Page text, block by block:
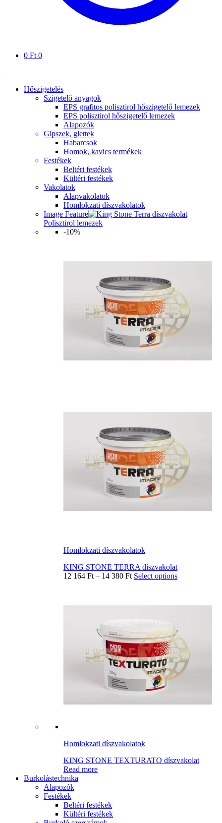
0 Ft 0
Hőszigetelés
Szigetelő anyagok
EPS grafitos polisztirol hőszigetelő lemezek
EPS polisztirol hőszigetelő lemezek
Alapozók
Gipszek, glettek
Habarcsok
Homok, kavics termékek
Festékek
Beltéri festékek
Kültéri festékek
Vakolatok
Alapvakolatok
Homlokzati díszvakolatok
Image Feature
Polisztirol lemezek
-10%
Homlokzati díszvakolatok
KING STONE TERRA díszvakolat
12 164 Ft – 14 380 Ft Select options
Homlokzati díszvakolatok
KING STONE TEXTURATO díszvakolat
Read more
Burkolástechnika
Alapozók
Festékek
Beltéri festékek
Kültéri festékek